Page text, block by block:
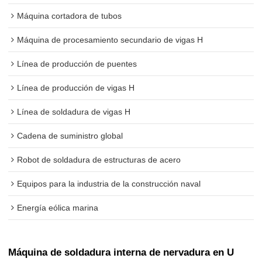
Máquina cortadora de tubos
Máquina de procesamiento secundario de vigas H
Línea de producción de puentes
Línea de producción de vigas H
Línea de soldadura de vigas H
Cadena de suministro global
Robot de soldadura de estructuras de acero
Equipos para la industria de la construcción naval
Energía eólica marina
Máquina de soldadura interna de nervadura en U